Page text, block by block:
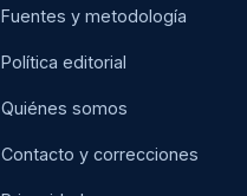
Fuentes y metodología
Política editorial
Quiénes somos
Contacto y correcciones